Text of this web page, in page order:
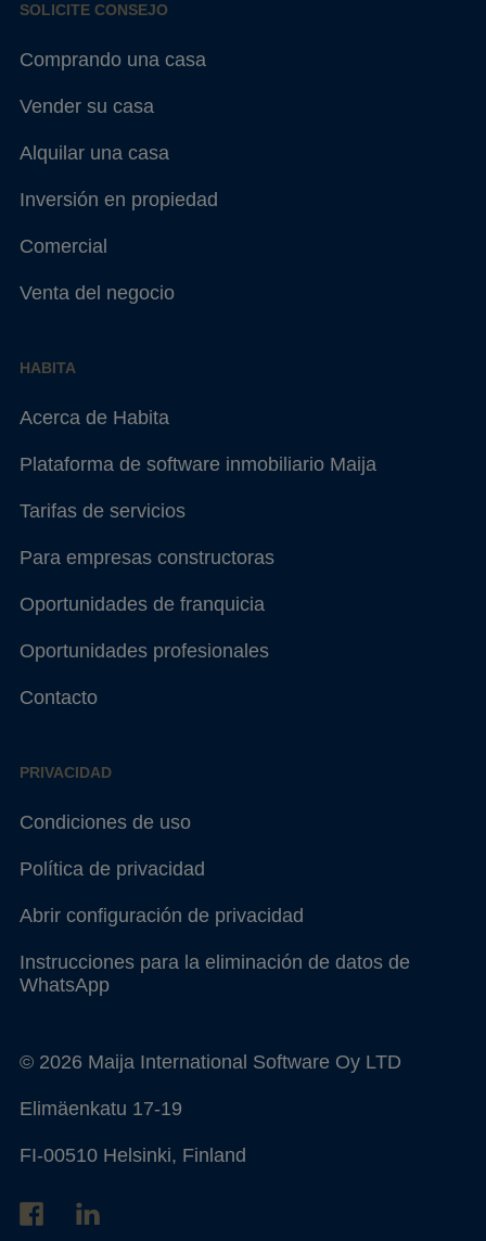
SOLICITE CONSEJO
Comprando una casa
Vender su casa
Alquilar una casa
Inversión en propiedad
Comercial
Venta del negocio
HABITA
Acerca de Habita
Plataforma de software inmobiliario Maija
Tarifas de servicios
Para empresas constructoras
Oportunidades de franquicia
Oportunidades profesionales
Contacto
PRIVACIDAD
Condiciones de uso
Política de privacidad
Abrir configuración de privacidad
Instrucciones para la eliminación de datos de
WhatsApp
© 2026 Maija International Software Oy LTD
Elimäenkatu 17-19
FI-00510 Helsinki, Finland